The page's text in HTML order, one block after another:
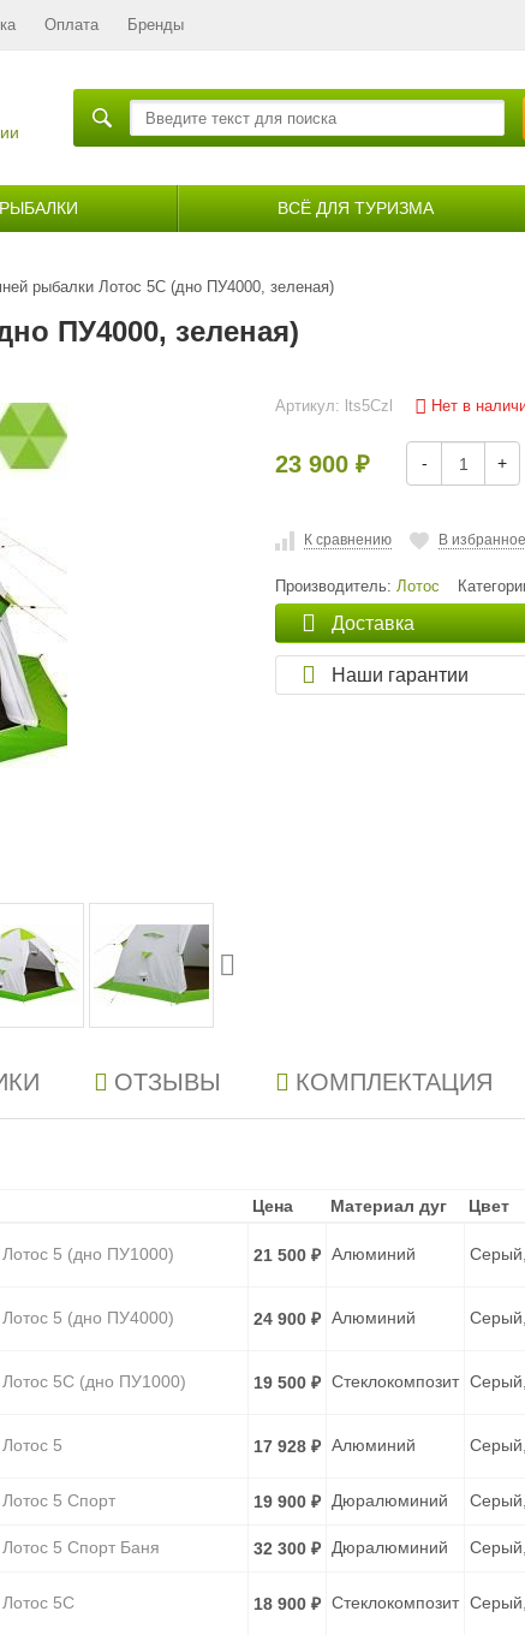
Оплата Бренды
ВСЁ ДЛЯ ТУРИЗМА
рыбалки Лотос 5С (дно ПУ4000, зеленая)
ПУ4000, зеленая)
Артикул: lts5Czl Нет в
23 900₽ - +
К сравнению В избранное
Производитель:Лотос
Доставка
Наши гарантии
ОТЗЫВЫ КОМПЛЕКТАЦИЯ
Цена Материал дуг Цвет
Цена Материал дуг Цвет
5 (дно ПУ1000) 21 500 ₽ Алюминий
5 (дно ПУ4000) 24 900 ₽ Алюминий
5С (дно ПУ1000) 19 500 ₽ Стеклокомпозит
5 17 928 ₽ Алюминий
5 Спорт 19 900 ₽ Дюралюминий
5 Спорт Баня 32 300 ₽ Дюралюминий
5С 18 900 ₽ Стеклокомпозит